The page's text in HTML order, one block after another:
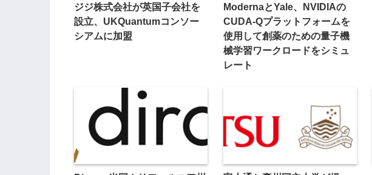
ジジ株式会社が英国子会社を
設立、UKQuantumコンソー
シアムに加盟
ModernaとYale、NVIDIAの
CUDA-Qプラットフォームを
使用して創薬のための量子機
械学習ワークロードをシミュ
レート